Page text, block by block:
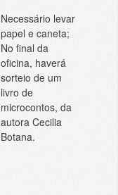
Necessário levar
papel e caneta;
No final da
oficina, haverá
sorteio de um
livro de
microcontos, da
autora Cecilia
Botana.